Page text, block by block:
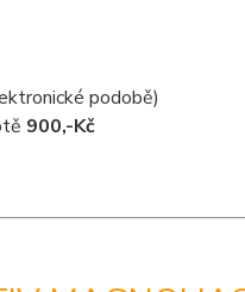
podobě)
900,-Kč